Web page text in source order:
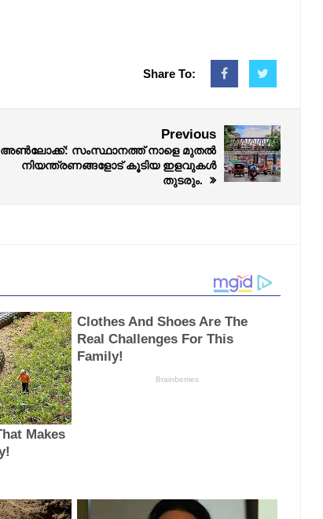
Share To:
Previous
അൺലോക്ക്: സംസ്ഥാനത്ത് നാളെ മുതൽ
നിയന്ത്രണങ്ങളോട് കൂടിയ ഇളവുകൾ
തുടരും.